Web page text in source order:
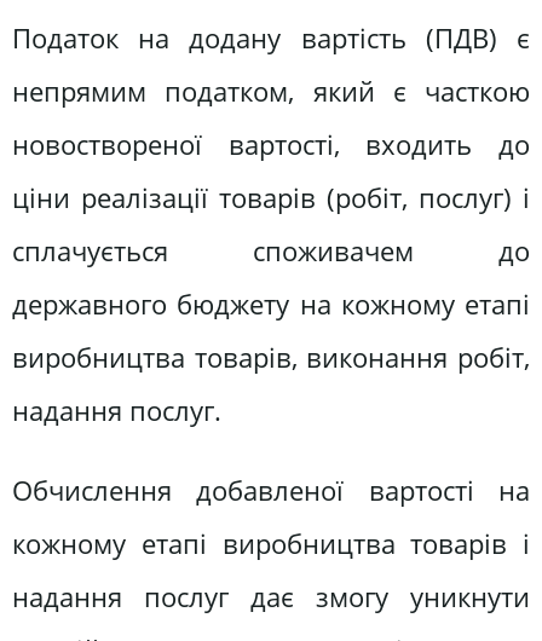
Податок на додану вартість (ПДВ) є
непрямим податком, який є часткою
новоствореної вартості, входить до
ціни реалізації товарів (робіт, послуг) і
сплачується споживачем до
державного бюджету на кожному етапі
виробництва товарів, виконання робіт,
надання послуг.
Обчислення добавленої вартості на
кожному етапі виробництва товарів і
надання послуг дає змогу уникнути